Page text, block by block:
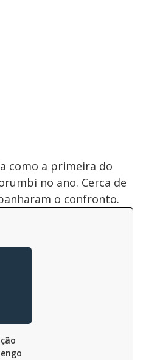
como a primeira do
no ano. Cerca de
o confronto.